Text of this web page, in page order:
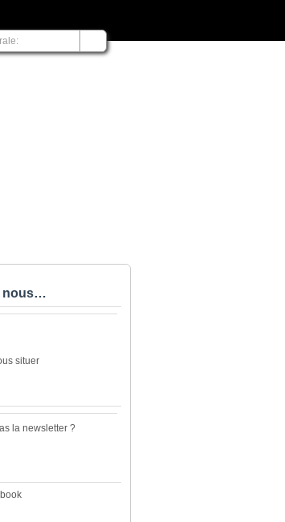
nous…
situer
la newsletter ?